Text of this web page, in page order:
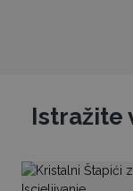
Istražite